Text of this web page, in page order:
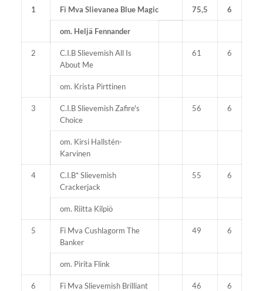
1 Fi Mva Slievanea Blue Magic 75,5 6
om. Heljä Fennander
2
C.I.B Slievemish All Is
About Me
61 6
om. Krista Pirttinen
3
C.I.B Slievemish Zafire's
Choice
56 6
om. Kirsi Hallstén-
Karvinen
4
C.I.B* Slievemish
Crackerjack
55 6
om. Riitta Kilpiö
5
Fi Mva Cushlagorm The
Banker
49 6
om. Pirita Flink
6
Fi Mva Slievemish Brilliant
46 6